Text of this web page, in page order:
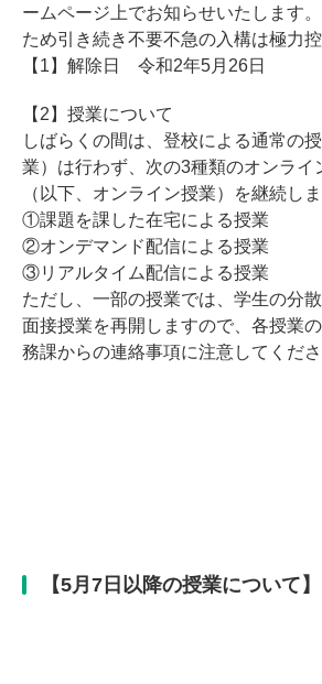
ームページ上でお知らせいたします
ため引き続き不要不急の入構は極力控
【1】解除日 令和2年5月26日
【2】授業について
しばらくの間は、登校による通常の
業）は行わず、次の3種類のオンライ
（以下、オンライン授業）を継続しま
①課題を課した在宅による授業
②オンデマンド配信による授業
③リアルタイム配信による授業
ただし、一部の授業では、学生の分
面接授業を再開しますので、各授業
務課からの連絡事項に注意してくださ
【5月7日以降の授業について】